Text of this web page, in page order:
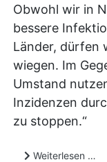
Obwohl wir in
bessere
Länder, dürfen
wiegen. Im
Umstand
Inzidenzen
zu stoppen.“
Weiterlesen …